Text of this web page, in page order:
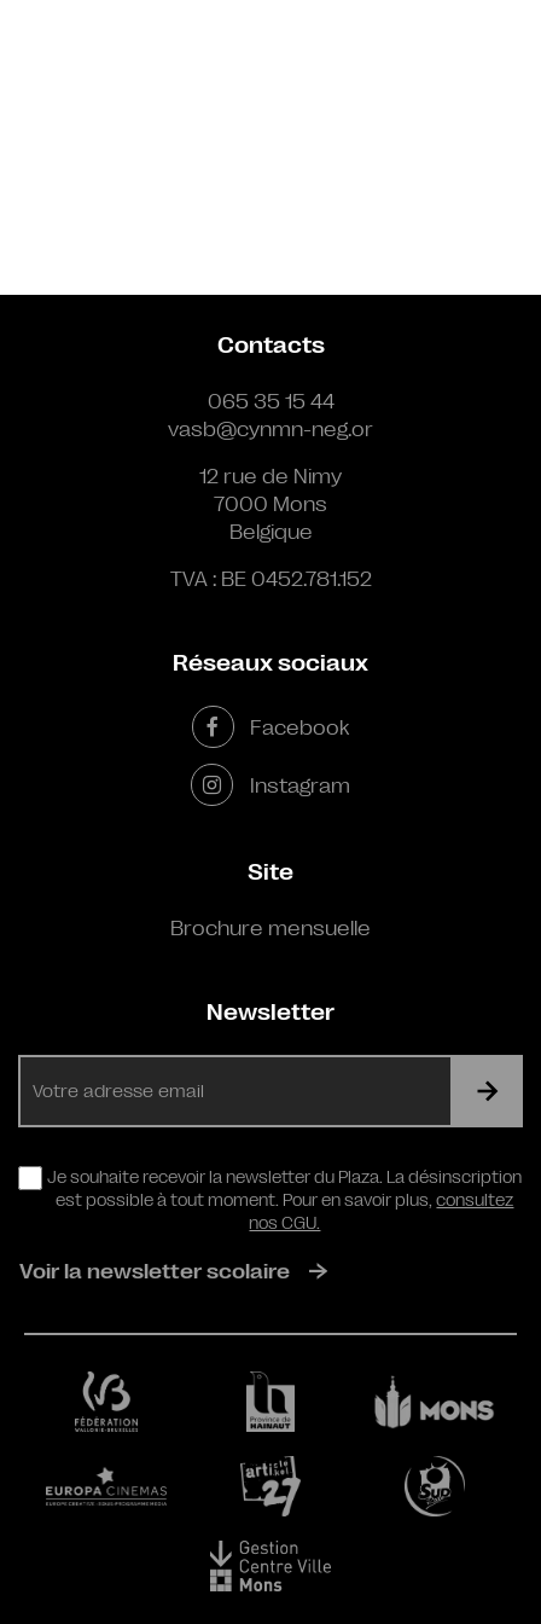
Contacts
065 35 15 44
vasb@cynmn-neg.or
12 rue de Nimy
7000 Mons
Belgique
TVA : BE 0452.781.152
Réseaux sociaux
Facebook
Instagram
Site
Brochure mensuelle
Newsletter
RGPD
Je souhaite recevoir la newsletter du Plaza. La désinscription
est possible à tout moment. Pour en savoir plus,consultez
nos CGU.
Voir la newsletter scolaire